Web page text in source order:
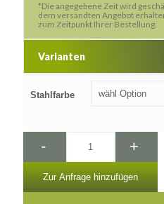
*Die angegebene Zeit wird
dem versandten Angebot
zum Zeitpunkt Ihrer Bestellung.
Varianten
Stahlfarbe
- +
Zur Anfrage hinzufügen